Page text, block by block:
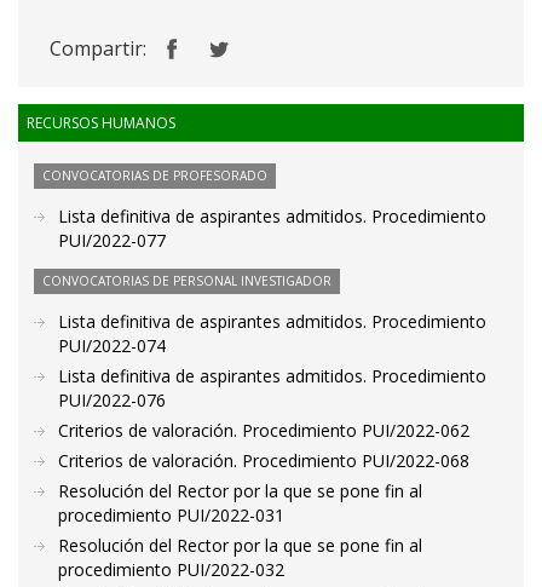
Compartir:
RECURSOS HUMANOS
CONVOCATORIAS DE PROFESORADO
Lista definitiva de aspirantes admitidos. Procedimiento
PUI/2022-077
CONVOCATORIAS DE PERSONAL INVESTIGADOR
Lista definitiva de aspirantes admitidos. Procedimiento
PUI/2022-074
Lista definitiva de aspirantes admitidos. Procedimiento
PUI/2022-076
Criterios de valoración. Procedimiento PUI/2022-062
Criterios de valoración. Procedimiento PUI/2022-068
Resolución del Rector por la que se pone fin al
procedimiento PUI/2022-031
Resolución del Rector por la que se pone fin al
procedimiento PUI/2022-032